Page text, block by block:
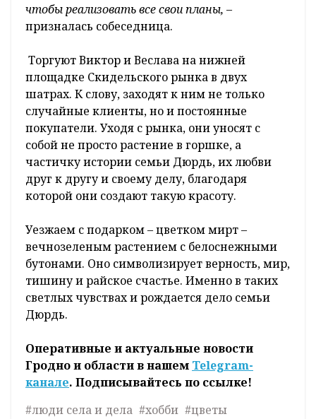
чтобы реализовать все свои планы, –
призналась собеседница.
Торгуют Виктор и Веслава на нижней
площадке Скидельского рынка в двух
шатрах. К слову, заходят к ним не только
случайные клиенты, но и постоянные
покупатели. Уходя с рынка, они уносят с
собой не просто растение в горшке, а
частичку истории семьи Дюрдь, их любви
друг к другу и своему делу, благодаря
которой они создают такую красоту.
Уезжаем с подарком – цветком мирт –
вечнозеленым растением с белоснежными
бутонами. Оно символизирует верность, мир,
тишину и райское счастье. Именно в таких
светлых чувствах и рождается дело семьи
Дюрдь.
Оперативные и актуальные новости
Гродно и области в нашем Telegram-
канале. Подписывайтесь по ссылке!
#люди села и дела #хобби #цветы